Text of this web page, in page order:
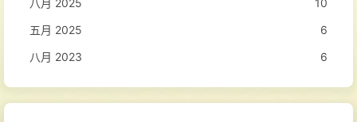
五月 2025
6
八月 2023
6